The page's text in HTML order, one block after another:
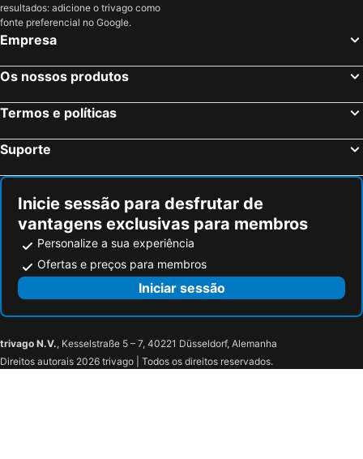
Iraklion Hotel
Hotel Tsagarakis Beach
IDI Hotel
Amoudara Suites
Nuovo Crete By Sea
Athinaikon Hotel
Traditional Cretan Houses
Castro Hotel
Roxani Hotel
The Santo George Beach Resort
Sun Boutique Hotel (Adults Only)
Georgia's Garden Hotel
Mark Hotel
Ethereal White Resort
El Greco Hotel
Lena Hotel
Keramos
Hariklia Rent Rooms
Arhodiko Hotel
Lili Hotel
Gorgona Hotel
Vespera City Hotel
Rea Hotel
resultados: adicione o trivago como
fonte preferencial no Google.
Empresa
Os nossos produtos
Termos e políticas
Suporte
Inicie sessão para desfrutar de
vantagens exclusivas para membros
Personalize a sua experiência
Ofertas e preços para membros
Iniciar sessão
trivago N.V., Kesselstraße 5 – 7, 40221 Düsseldorf, Alemanha
Direitos autorais 2026 trivago | Todos os direitos reservados.